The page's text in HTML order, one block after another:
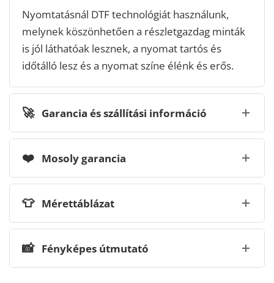
Nyomtatásnál DTF technológiát használunk,
melynek köszönhetően a részletgazdag minták
is jól láthatóak lesznek, a nyomat tartós és
időtálló lesz és a nyomat színe élénk és erős.
🚀 Garancia és szállítási információ
❤️ Mosoly garancia
👕 Mérettáblázat
📸 Fényképes útmutató